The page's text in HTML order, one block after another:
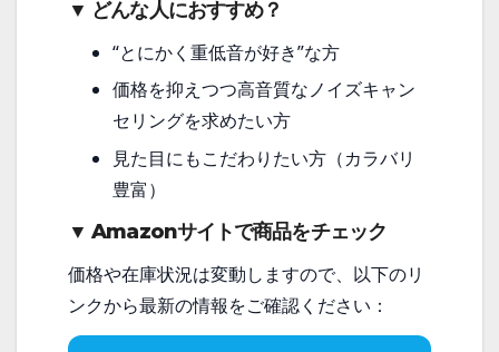
▼ どんな人におすすめ？
“とにかく重低音が好き”な方
価格を抑えつつ高音質なノイズキャン
セリングを求めたい方
見た目にもこだわりたい方（カラバリ
豊富）
▼ Amazonサイトで商品をチェック
価格や在庫状況は変動しますので、以下のリ
ンクから最新の情報をご確認ください：